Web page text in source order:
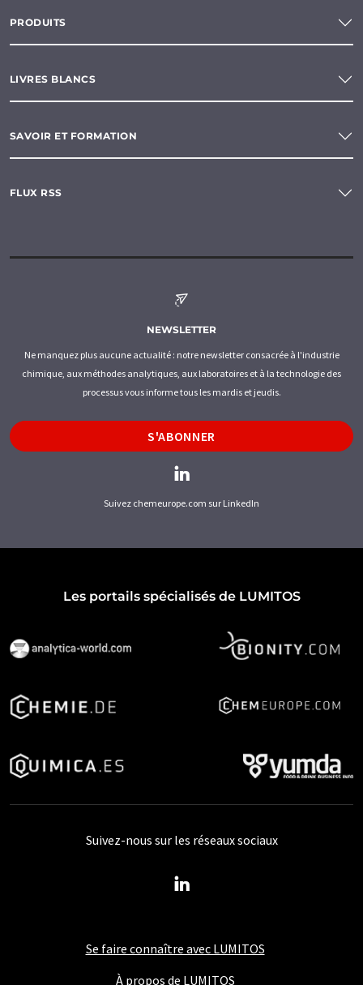
PRODUITS
LIVRES BLANCS
SAVOIR ET FORMATION
FLUX RSS
NEWSLETTER
Ne manquez plus aucune actualité : notre newsletter consacrée à l'industrie
chimique, aux méthodes analytiques, aux laboratoires et à la technologie des
processus vous informe tous les mardis et jeudis.
S'ABONNER
Suivez chemeurope.com sur LinkedIn
Les portails spécialisés de LUMITOS
Se faire connaître avec LUMITOS
À propos de LUMITOS
Suivez-nous sur les réseaux sociaux